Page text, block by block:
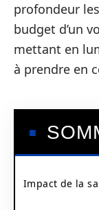
profondeur
budget d’un
mettant en
à prendre en
Impact de la